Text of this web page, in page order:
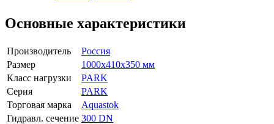
Основные характеристики
Производитель
Россия
Размер
1000х410х350 мм
Класс нагрузки
PARK
Серия
PARK
Торговая марка
Aquastok
Гидравл. сечение 300 DN